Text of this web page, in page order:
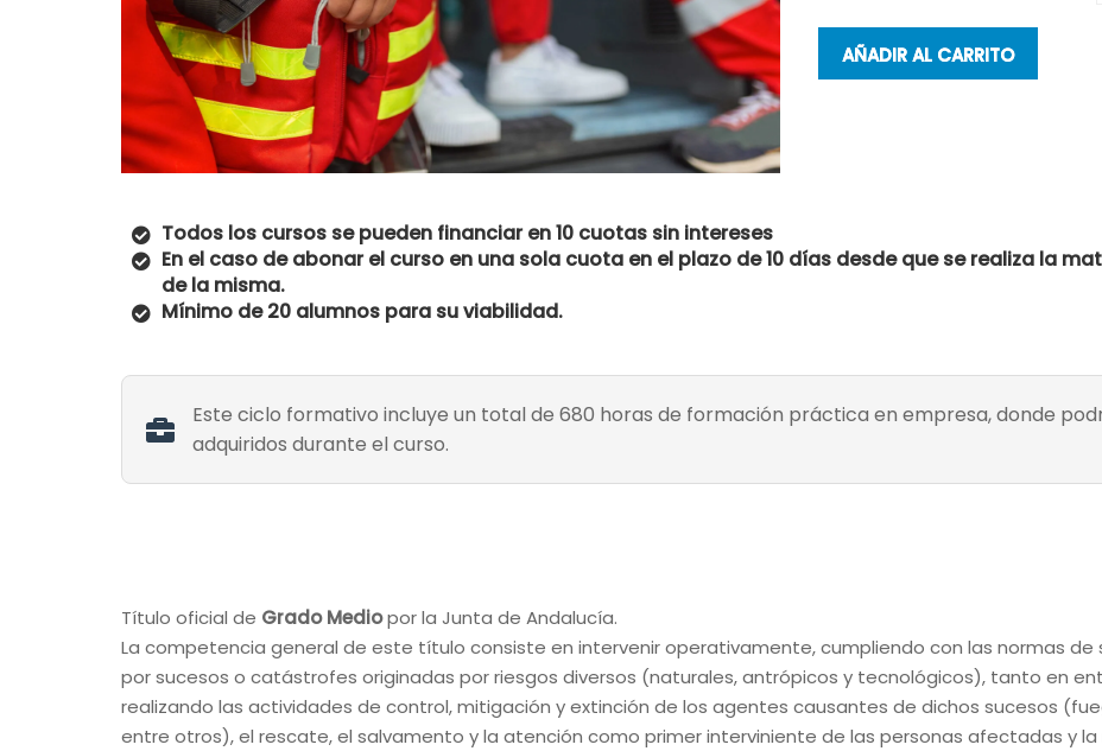
AÑADIR AL CARRITO
Todos los cursos se pueden financiar en 10 cuotas sin intereses
En el caso de abonar el curso en una sola cuota en el plazo de 10 días desde que se realiza la
de la misma.
Mínimo de 20 alumnos para su viabilidad.
Este ciclo formativo incluye un total de 680 horas de formación práctica en empresa, donde
adquiridos durante el curso.
Título oficial de Grado Mediopor la Junta de Andalucía.
La competencia general de este título consiste en intervenir operativamente, cumpliendo con las normas
por sucesos o catástrofes originadas por riesgos diversos (naturales, antrópicos y tecnológicos), tanto en
realizando las actividades de control, mitigación y extinción de los agentes causantes de dichos sucesos
entre otros), el rescate, el salvamento y la atención como primer interviniente de las personas afectadas y